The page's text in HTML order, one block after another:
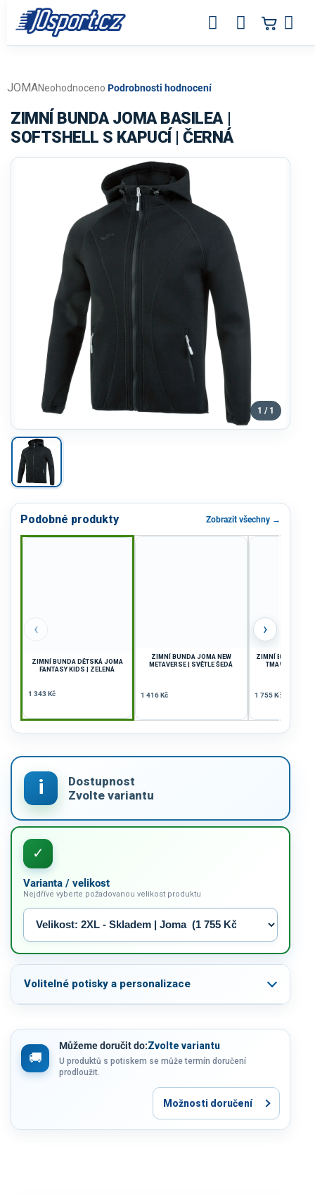
obsah
Průměrné
produktu
je
0,0
Neohodnoceno Podrobnosti hodnocení
JOMA
ZIMNÍ BUNDA JOMA BASILEA |
SOFTSHELL S KAPUCÍ | ČERNÁ
1 / 1
Podobné produkty Zobrazit všechny →
‹
ZIMNÍ BUNDA DĚTSKÁ JOMA
FANTASY KIDS | ZELENÁ
1 343 Kč
ZIMNÍ BUNDA JOMA NEW
METAVERSE | SVĚTLE ŠEDÁ
1 416 Kč
ZIMNÍ BUNDA
TMAVĚ
1 755 Kč
›
Varianta / velikost
Nejdříve vyberte požadovanou velikost produktu
Volitelné potisky a personalizace
Můžeme doručit do:Zvolte variantu
U produktů s potiskem se může termín doručení
prodloužit.
Možnosti doručení